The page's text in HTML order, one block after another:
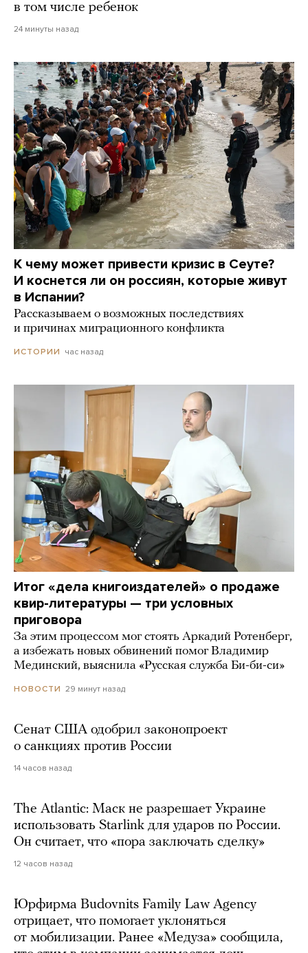
в том числе ребенок
24 минуты назад
К чему может привести кризис в Сеуте?
И коснется ли он россиян, которые живут
в Испании?
Рассказываем о возможных последствиях
и причинах миграционного конфликта
ИСТОРИИ час назад
Итог «дела книгоиздателей» о продаже
квир-литературы — три условных
приговора
За этим процессом мог стоять Аркадий Ротенберг,
а избежать новых обвинений помог Владимир
Мединский, выяснила «Русская служба Би-би-си»
НОВОСТИ 29 минут назад
Сенат США одобрил законопроект
о санкциях против России
14 часов назад
The Atlantic: Маск не разрешает Украине
использовать Starlink для ударов по России.
Он считает, что «пора заключать сделку»
12 часов назад
Юрфирма Budovnits Family Law Agency
отрицает, что помогает уклоняться
от мобилизации. Ранее «Медуза» сообщила,